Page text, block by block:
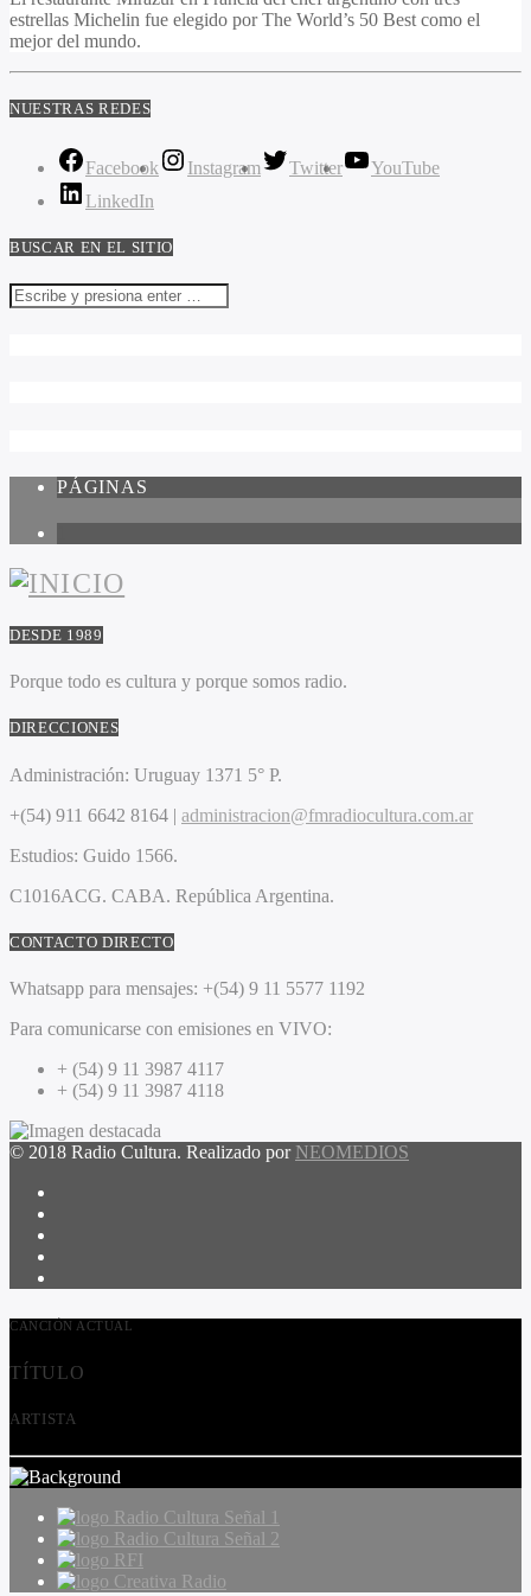
estrellas Michelin fue elegido por The World’s 50 Best como el
mejor del mundo.
NUESTRAS REDES
Facebook Instagram Twitter
YouTube
LinkedIn
BUSCAR EN EL SITIO
PÁGINAS
DESDE 1989
Porque todo es cultura y porque somos radio.
DIRECCIONES
Administración: Uruguay 1371 5° P.
+(54) 911 6642 8164 | administracion@fmradiocultura.com.ar
Estudios: Guido 1566.
C1016ACG. CABA. República Argentina.
CONTACTO DIRECTO
Whatsapp para mensajes: +(54) 9 11 5577 1192
Para comunicarse con emisiones en VIVO:
+ (54) 9 11 3987 4117
+ (54) 9 11 3987 4118
© 2018 Radio Cultura. Realizado por NEOMEDIOS
CANCIÓN ACTUAL
TÍTULO
ARTISTA
Radio Cultura Señal 1
Radio Cultura Señal 2
RFI
Creativa Radio